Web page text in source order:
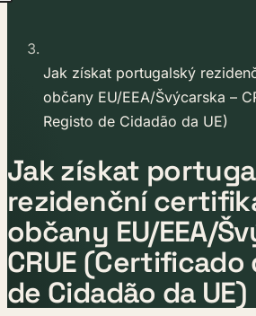
Jak získat portugalský
občany EU/EEA/Švýcarska –
Registo de Cidadão da UE)
Jak získat
rezidenční
občany EU/EEA/
CRUE
de Cidadão da UE)